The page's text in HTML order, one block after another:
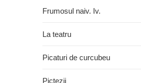
Frumosul naiv. Iv.
La teatru
Picaturi de curcubeu
Pictezii